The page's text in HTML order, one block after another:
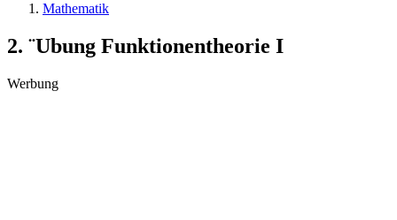
Mathematik
2. ¨Ubung Funktionentheorie I
Werbung